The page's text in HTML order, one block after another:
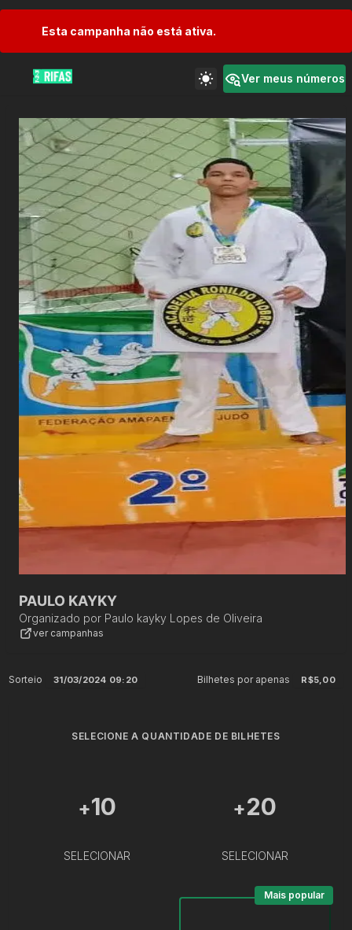
Esta campanha não está ativa.
Ver meus números
PAULO KAYKY
Organizado por Paulo kayky Lopes de Oliveira
ver campanhas
Sorteio 31/03/2024 09:20 Bilhetes por apenas R$5,00
SELECIONE A QUANTIDADE DE BILHETES
+10
SELECIONAR
+20
SELECIONAR
Mais popular